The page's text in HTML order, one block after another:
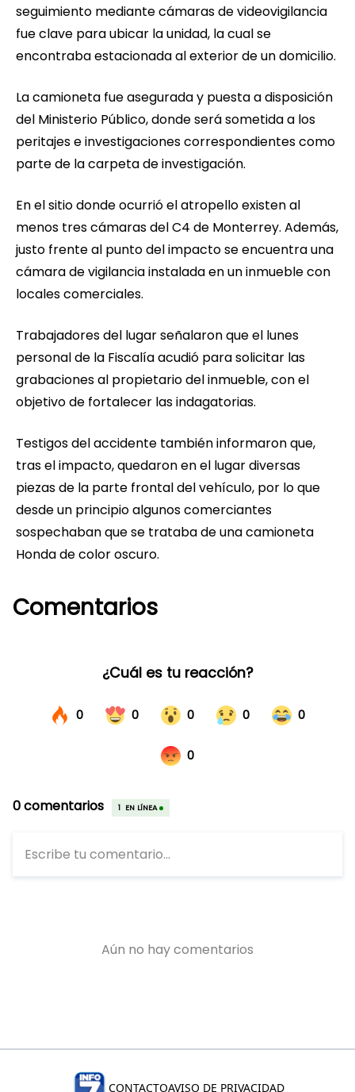
seguimiento mediante cámaras de videovigilancia
fue clave para ubicar la unidad, la cual se
encontraba estacionada al exterior de un domicilio.
La camioneta fue asegurada y puesta a disposición
del Ministerio Público, donde será sometida a los
peritajes e investigaciones correspondientes como
parte de la carpeta de investigación.
En el sitio donde ocurrió el atropello existen al
menos tres cámaras del C4 de Monterrey. Además,
justo frente al punto del impacto se encuentra una
cámara de vigilancia instalada en un inmueble con
locales comerciales.
Trabajadores del lugar señalaron que el lunes
personal de la Fiscalía acudió para solicitar las
grabaciones al propietario del inmueble, con el
objetivo de fortalecer las indagatorias.
Testigos del accidente también informaron que,
tras el impacto, quedaron en el lugar diversas
piezas de la parte frontal del vehículo, por lo que
desde un principio algunos comerciantes
sospechaban que se trataba de una camioneta
Honda de color oscuro.
Comentarios
CONTACTOAVISO DE PRIVACIDAD